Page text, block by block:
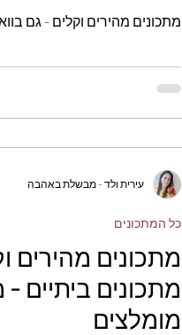
מתכונים מהירים וקלים - גם
מתכונים מהירים
מתכונים ביתיים -
מומלצים
כל המתכונים
עירית ולד - מבשלת באהבה